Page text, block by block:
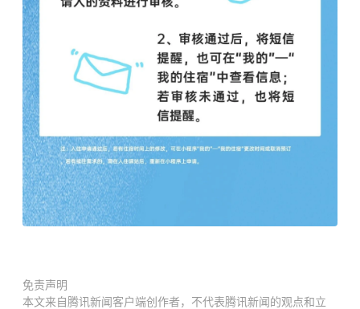
免责声明
本文来自腾讯新闻客户端创作者，不代表腾讯新闻的观点和立